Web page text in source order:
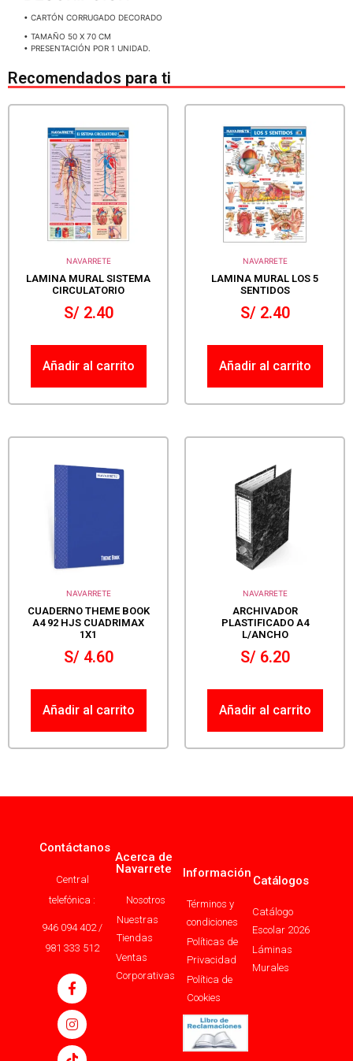
• CARTÓN CORRUGADO DECORADO
• TAMAÑO 50 X 70 CM
• PRESENTACIÓN POR 1 UNIDAD.
Recomendados para ti
NAVARRETE
LAMINA MURAL SISTEMA
CIRCULATORIO
S/2.40
Añadir al carrito
NAVARRETE
LAMINA MURAL LOS 5
SENTIDOS
S/2.40
Añadir al carrito
NAVARRETE
CUADERNO THEME BOOK
A4 92 HJS CUADRIMAX
1X1
S/4.60
Añadir al carrito
NAVARRETE
ARCHIVADOR
PLASTIFICADO A4
L/ANCHO
S/6.20
Añadir al carrito
Contáctanos
Central
telefónica :
946 094 402 /
981 333 512
Acerca de
Navarrete
Nosotros
Nuestras
Tiendas
Ventas
Corporativas
Información
Términos y
condiciones
Políticas de
Privacidad
Política de
Cookies
Catálogos
Catálogo
Escolar 2026
Láminas
Murales